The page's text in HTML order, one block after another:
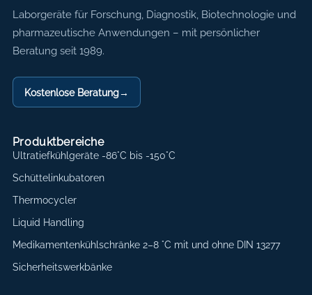
Axon Labortechnik
Laborgeräte für Forschung, Diagnostik, Biotechnologie und
pharmazeutische Anwendungen – mit persönlicher
Beratung seit 1989.
Kostenlose Beratung→
Produktbereiche
Ultratiefkühlgeräte -86°C bis -150°C
Schüttelinkubatoren
Thermocycler
Liquid Handling
Medikamentenkühlschränke 2–8 °C mit und ohne DIN 13277
Sicherheitswerkbänke